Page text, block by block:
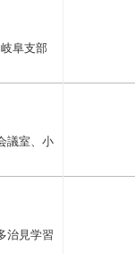
阜支部
議室、小
治見学習